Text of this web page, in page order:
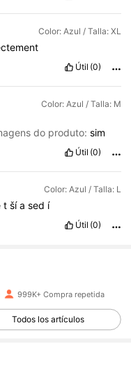
Color: Azul / Talla: XL
Útil (0)
Color: Azul / Talla: M
do produto:sim
Útil (0)
Color: Azul / Talla: L
tšíased í
Útil (0)
999K+ Compra repetida
Todos los artículos